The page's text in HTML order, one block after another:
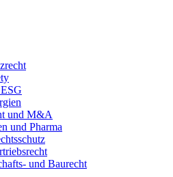
und M&A
und Pharma
und Baurecht